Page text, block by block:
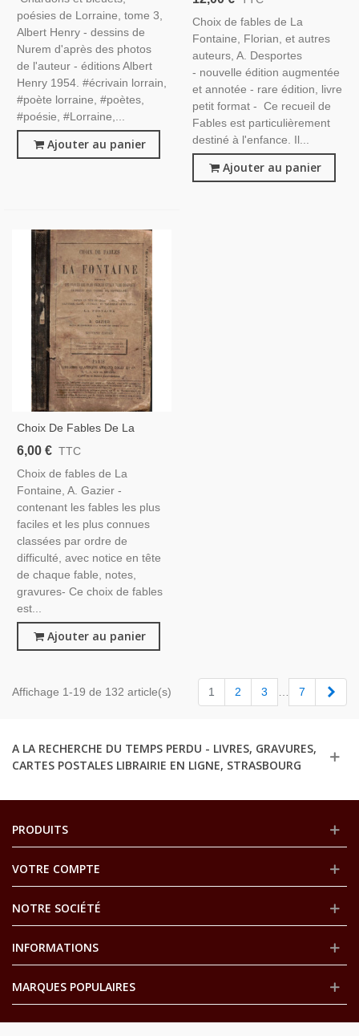
poésies de Lorraine, tome 3,
Albert Henry - dessins de
Nurem d'après des photos
de l'auteur - éditions Albert
Henry 1954. #écrivain lorrain,
#poète lorraine, #poètes,
#poésie, #Lorraine,...
Ajouter au panier
Auteurs, A. Desportes 1856 -,
Littérature XVIIe S.,
Littérature Jeunesse,
Choix de fables de La
Fontaine, Florian, et autres
auteurs, A. Desportes
- nouvelle édition augmentée
et annotée - rare édition, livre
petit format - Ce recueil de
Fables est particulièrement
destiné à l'enfance. Il...
Ajouter au panier
Choix De Fables De La
Fontaine, Gazier, 1890 -,
Littérature Jeunesse,
6,00 € TTC
Choix de fables de La
Fontaine, A. Gazier -
contenant les fables les plus
faciles et les plus connues
classées par ordre de
difficulté, avec notice en tête
de chaque fable, notes,
gravures- Ce choix de fables
est...
Ajouter au panier
Affichage 1-19 de 132 article(s) 1 2 3 7
A LA RECHERCHE DU TEMPS PERDU - LIVRES, GRAVURES,
CARTES POSTALES LIBRAIRIE EN LIGNE, STRASBOURG
PRODUITS
VOTRE COMPTE
NOTRE SOCIÉTÉ
INFORMATIONS
MARQUES POPULAIRES